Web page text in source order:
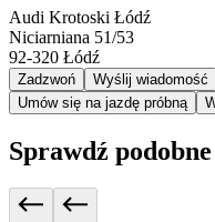
Audi Krotoski Łódź
Niciarniana 51/53
92-320 Łódź
Zadzwoń
Wyślij wiadomość
Umów się na jazdę próbną
Sprawdź